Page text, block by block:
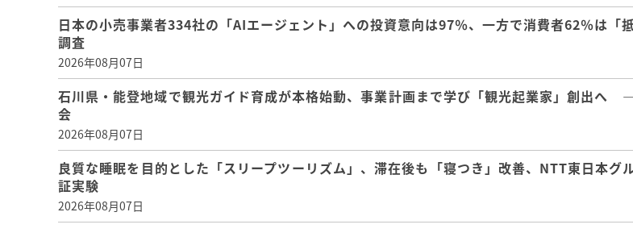
日本の小売事業者334社の「AIエージェント」への投資意向は97％、一方で消費者62％は
調査
2026年08月07日
石川県・能登地域で観光ガイド育成が本格始動、事業計画まで学び「観光起業家」創出へ
会
2026年08月07日
良質な睡眠を目的とした「スリープツーリズム」、滞在後も「寝つき」改善、NTT東日本グ
証実験
2026年08月07日